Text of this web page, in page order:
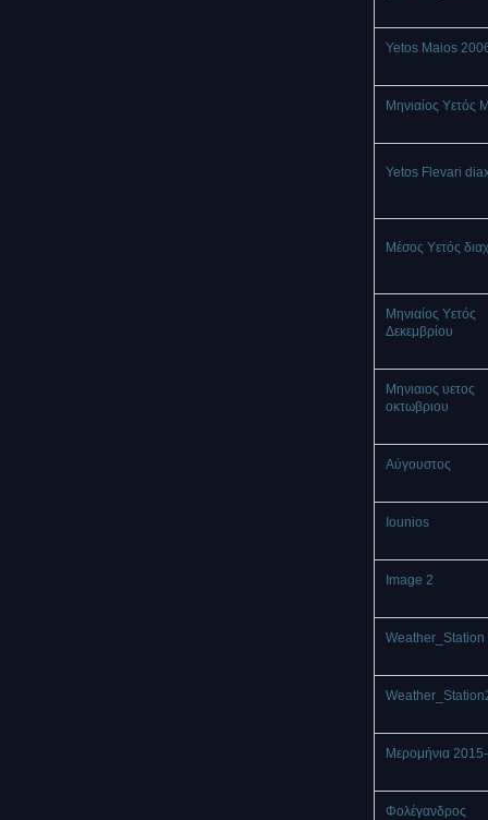
Yetos Maios
Μηνιαίος Υετός
Yetos Flevari
Μέσος Υετός
Μηνιαίος Υετός
Δεκεμβρίου
Μηνιαιος υετος
οκτωβριου
Αύγουστος
Iounios
Image 2
Weather_Station
Μερομήνια
Φολέγανδρος